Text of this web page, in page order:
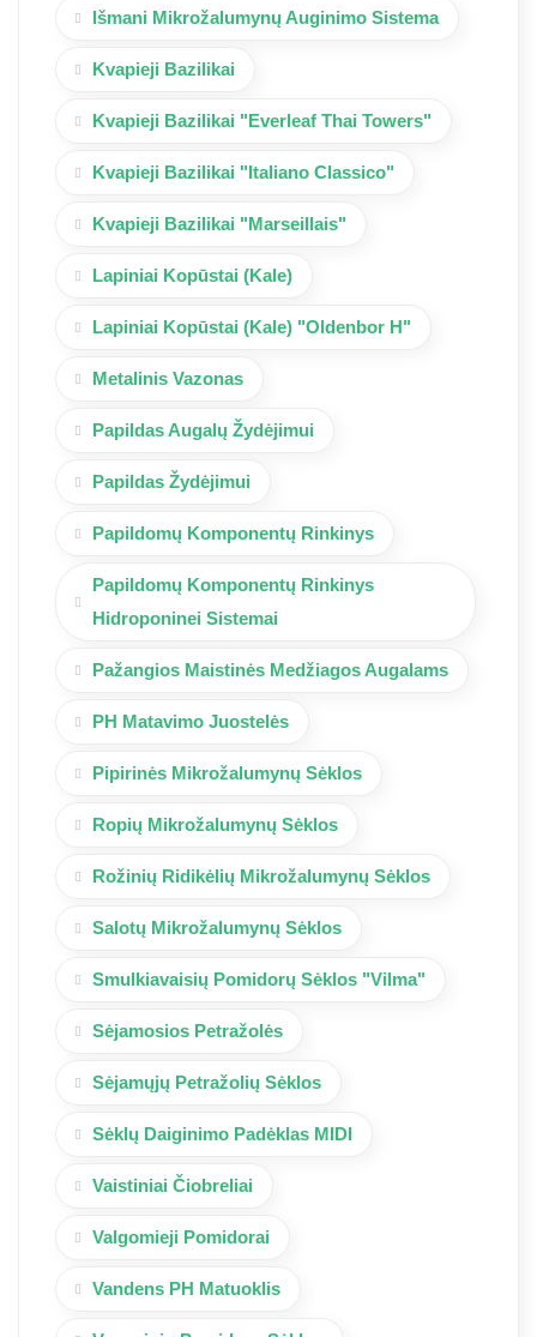
Išmani Mikrožalumynų Auginimo Sistema
Kvapieji Bazilikai
Kvapieji Bazilikai "Everleaf Thai Towers"
Kvapieji Bazilikai "Italiano Classico"
Kvapieji Bazilikai "Marseillais"
Lapiniai Kopūstai (Kale)
Lapiniai Kopūstai (Kale) "Oldenbor H"
Metalinis Vazonas
Papildas Augalų Žydėjimui
Papildas Žydėjimui
Papildomų Komponentų Rinkinys
Papildomų Komponentų Rinkinys
Hidroponinei Sistemai
Pažangios Maistinės Medžiagos Augalams
PH Matavimo Juostelės
Pipirinės Mikrožalumynų Sėklos
Ropių Mikrožalumynų Sėklos
Rožinių Ridikėlių Mikrožalumynų Sėklos
Salotų Mikrožalumynų Sėklos
Smulkiavaisių Pomidorų Sėklos "Vilma"
Sėjamosios Petražolės
Sėjamųjų Petražolių Sėklos
Sėklų Daiginimo Padėklas MIDI
Vaistiniai Čiobreliai
Valgomieji Pomidorai
Vandens PH Matuoklis